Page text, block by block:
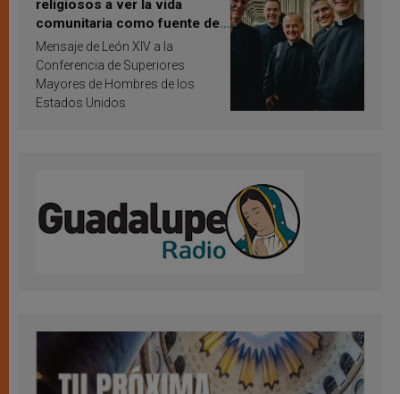
religiosos a ver la vida
comunitaria como fuente de
inspiración y santificación
Mensaje de León XIV a la
Conferencia de Superiores
Mayores de Hombres de los
Estados Unidos